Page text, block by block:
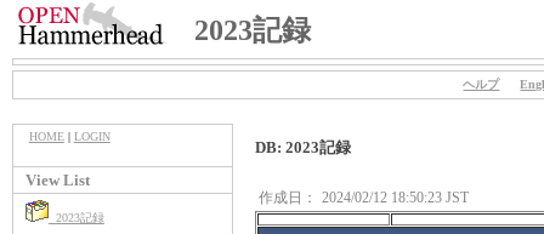
2023記録
ヘルプ
HOME| LOGIN
View List
2023記録
DB: 2023記録
作成日： 2024/02/12 18:50:23 JST